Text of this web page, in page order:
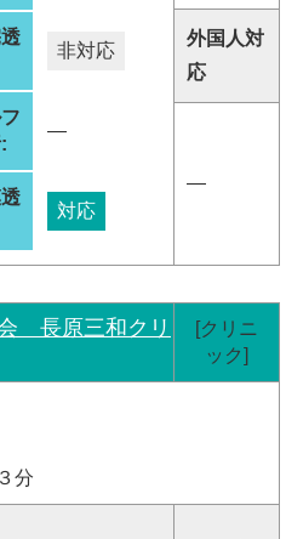
非対応
―
対応
外国人対
応
―
長原三和クリ
[クリニ
ック]
分